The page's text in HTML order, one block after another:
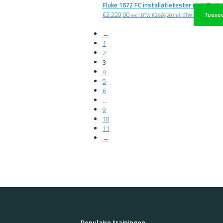
Fluke 1672 FC installatietester met
€2.220,00 excl. BTW €2.686,20 incl. BTW
←
1
2
3
4
5
6
…
9
10
11
→